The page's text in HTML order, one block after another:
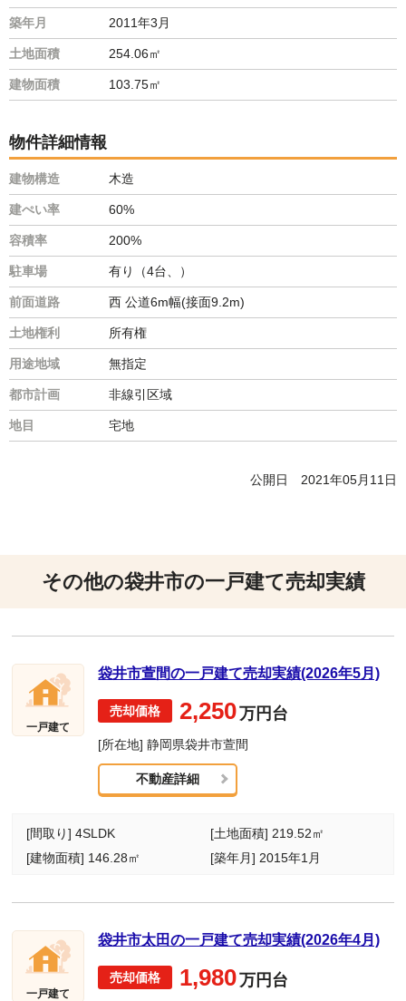
築年月 2011年3月
土地面積 254.06㎡
建物面積 103.75㎡
物件詳細情報
建物構造 木造
建ぺい率 60%
容積率 200%
駐車場 有り（4台、）
前面道路 西 公道6m幅(接面9.2m)
土地権利 所有権
用途地域 無指定
都市計画 非線引区域
地目 宅地
公開日 2021年05月11日
その他の袋井市の一戸建て売却実績
一戸建て
袋井市萱間の一戸建て売却実績(2026年5月)
2,250万円台
[所在地] 静岡県袋井市萱間
不動産詳細
[間取り] 4SLDK
[土地面積] 219.52㎡
[建物面積] 146.28㎡
[築年月] 2015年1月
一戸建て
袋井市太田の一戸建て売却実績(2026年4月)
1,980万円台